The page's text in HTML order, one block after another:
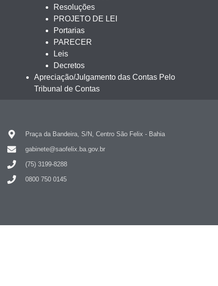
Resoluções
PROJETO DE LEI
Portarias
PARECER
Leis
Decretos
Apreciação/Julgamento das Contas Pelo
Tribunal de Contas
Praça da Bandeira, S/N, Centro São Felix - Bahia
gabinete@saofelix.ba.gov.br
(75) 3199-8288
0800 750 0145